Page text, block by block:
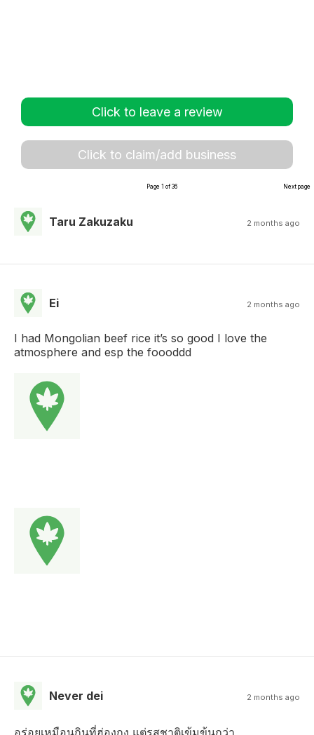
Click to leave a review
Click to claim/add business
Page 1 of 36 Next page
Taru Zakuzaku 2 months ago
Ei 2 months ago
I had Mongolian beef rice it’s so good I love the
atmosphere and esp the foooddd
Never dei 2 months ago
อร่อยเหมือนกินที่ฮ่องกง แต่รสชาติเข้มข้นกว่า